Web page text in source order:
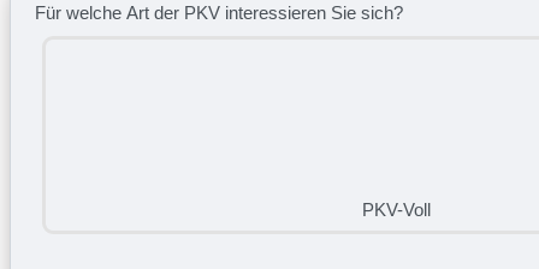
Für welche Art der PKV interessieren Sie sich?
PKV-Voll